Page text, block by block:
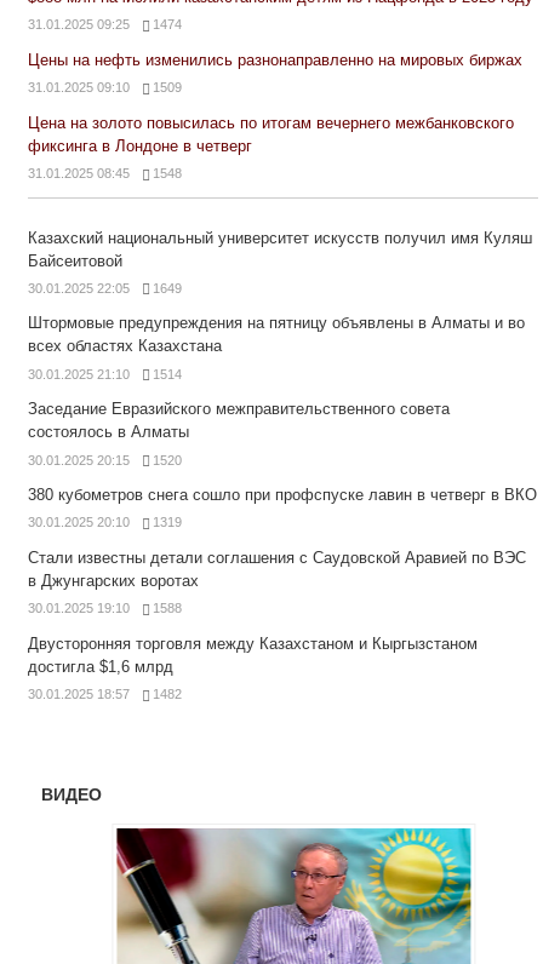
31.01.2025 09:25 1474
Цены на нефть изменились разнонаправленно на мировых биржах
31.01.2025 09:10 1509
Цена на золото повысилась по итогам вечернего межбанковского
фиксинга в Лондоне в четверг
31.01.2025 08:45 1548
Казахский национальный университет искусств получил имя Куляш
Байсеитовой
30.01.2025 22:05 1649
Штормовые предупреждения на пятницу объявлены в Алматы и во
всех областях Казахстана
30.01.2025 21:10 1514
Заседание Евразийского межправительственного совета
состоялось в Алматы
30.01.2025 20:15 1520
380 кубометров снега сошло при профспуске лавин в четверг в ВКО
30.01.2025 20:10 1319
Стали известны детали соглашения с Саудовской Аравией по ВЭС
в Джунгарских воротах
30.01.2025 19:10 1588
Двусторонняя торговля между Казахстаном и Кыргызстаном
достигла $1,6 млрд
30.01.2025 18:57 1482
ВИДЕО